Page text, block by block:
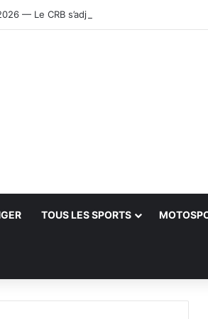
— Le CRB s’adjuge le titre
TOUS LES SPORTS